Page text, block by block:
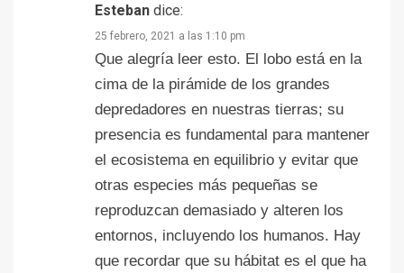
Esteban dice:
25 febrero, 2021 a las 1:10 pm
Que alegría leer esto. El lobo está en la
cima de la pirámide de los grandes
depredadores en nuestras tierras; su
presencia es fundamental para mantener
el ecosistema en equilibrio y evitar que
otras especies más pequeñas se
reproduzcan demasiado y alteren los
entornos, incluyendo los humanos. Hay
que recordar que su hábitat es el que ha